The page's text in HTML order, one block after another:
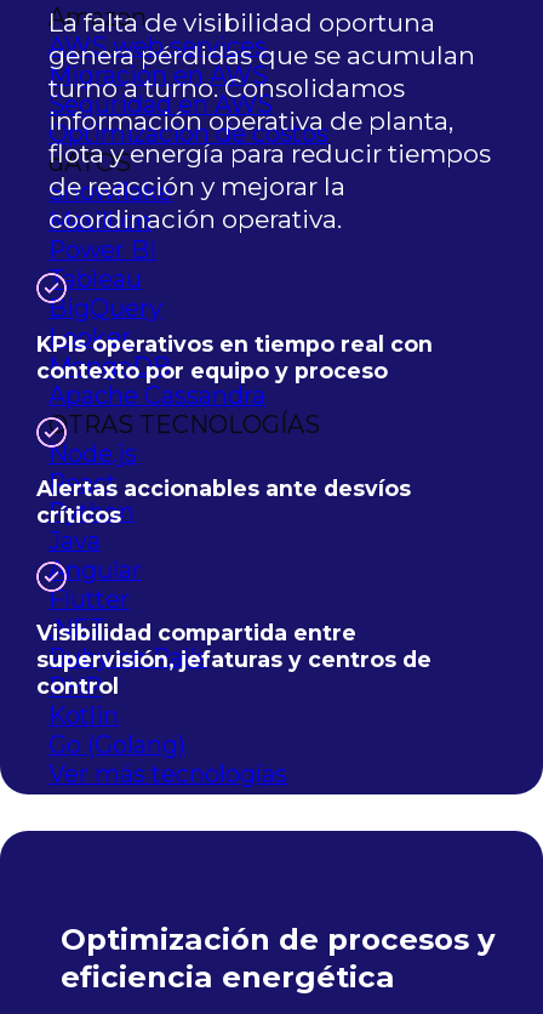
Amazon
AWS web services
Migración en AWS
Seguridad en AWS
Optimización de costos
dATOS
Snowflake
Matillion
Power BI
Tableau
BigQuery
Looker
MongoDB
Apache Cassandra
OTRAS TECNOLOGÍAS
Node.js
React
Python
Java
Angular
Flutter
.NET
Ruby on Rails
PHP
Kotlin
Go (Golang)
Ver más tecnologías
La falta de visibilidad oportuna
genera pérdidas que se acumulan
turno a turno. Consolidamos
información operativa de planta,
flota y energía para reducir tiempos
de reacción y mejorar la
coordinación operativa.
KPIs operativos en tiempo real con
contexto por equipo y proceso
Alertas accionables ante desvíos
críticos
Visibilidad compartida entre
supervisión, jefaturas y centros de
control
Optimización de procesos y
eficiencia energética